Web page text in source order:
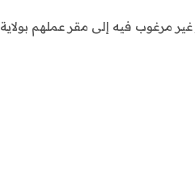
مرغوب فيه إلى مقر عملهم بولاية